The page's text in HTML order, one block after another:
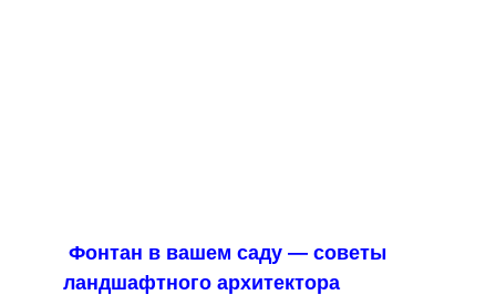
Фонтан в вашем саду — советы
ландшафтного архитектора